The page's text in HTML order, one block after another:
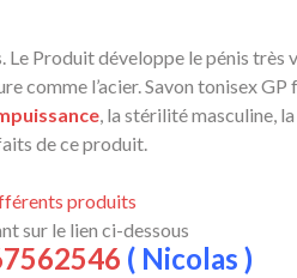
Le Produit développe le pénis très
comme l’acier. Savon tonisex
, la stérilité masculine,
de ce produit.
produits
sur le lien ci-dessous
( Nicolas )